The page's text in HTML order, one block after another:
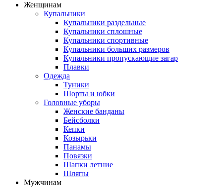
Женщинам
Купальники
Купальники раздельные
Купальники сплошные
Купальники спортивные
Купальники больших размеров
Купальники пропускающие загар
Плавки
Одежда
Туники
Шорты и юбки
Головные уборы
Женские банданы
Бейсболки
Кепки
Козырьки
Панамы
Повязки
Шапки летние
Шляпы
Мужчинам